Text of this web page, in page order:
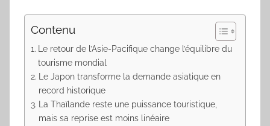
Contenu
Le retour de l’Asie-Pacifique change l’équilibre du
tourisme mondial
Le Japon transforme la demande asiatique en
record historique
La Thaïlande reste une puissance touristique,
mais sa reprise est moins linéaire